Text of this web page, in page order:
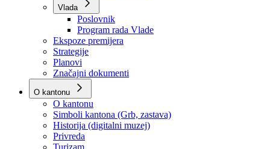
*Zaključci
*Poslanička pitanja
Vlada
Poslovnik
Program rada Vlade
Ekspoze premijera
Strategije
Planovi
Značajni dokumenti
O kantonu
O kantonu
Simboli kantona (Grb, zastava)